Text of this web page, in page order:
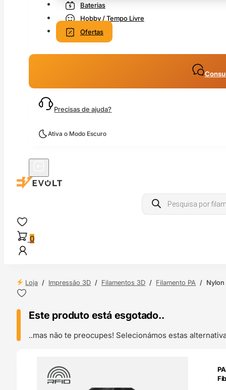
Baterias
Hobby / Tempo Livre
Ofertas
Precisas de ajuda?
Ativa o Modo Escuro
Products
search
0
Loja / Impressão 3D / Filamentos 3D / Filamento PA / Nylon
Este produto está esgotado..
..mas não te preocupes! Selecionámos estas